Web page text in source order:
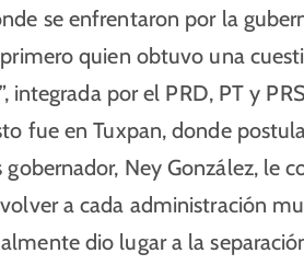
se enfrentaron por la
quien obtuvo una
”, integrada por el PRD, PT y
fue en Tuxpan, donde
gobernador, Ney González, le
a cada administración
dio lugar a la